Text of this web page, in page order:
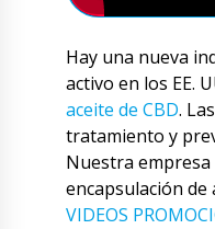
Hay una nueva
activo en los EE.
aceite de CBD.
tratamiento y
Nuestra
encapsulación de
VIDEOS